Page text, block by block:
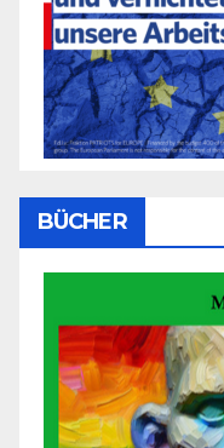
BÜCHER